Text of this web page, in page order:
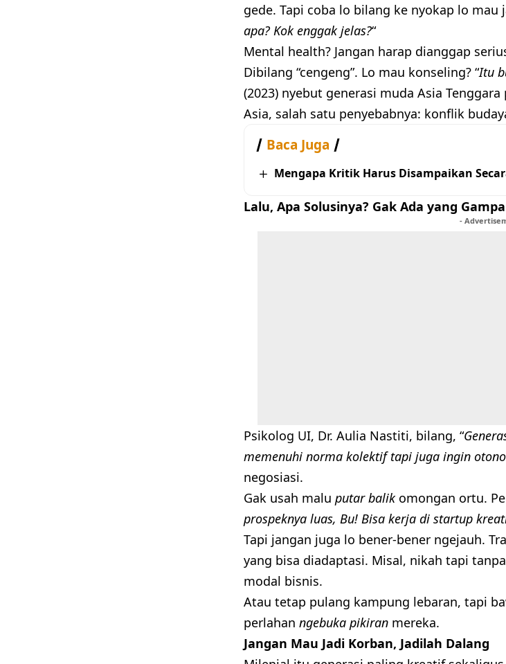
gede. Tapi coba lo bilang ke nyokap lo mau
apa? Kok enggak jelas?“
Mental health? Jangan harap dianggap
Dibilang “cengeng”. Lo mau konseling? “Itu
(2023) nyebut generasi muda Asia
Asia, salah satu penyebabnya: konflik
Baca Juga
Mengapa Kritik Harus Disampaikan
Lalu, Apa Solusinya? Gak Ada yang
-
Psikolog UI, Dr. Aulia Nastiti, bilang, “
memenuhi norma kolektif tapi juga ingin
negosiasi.
Gak usah malu putar balikomongan ortu.
prospeknya luas, Bu! Bisa kerja di startup
Tapi jangan juga lo bener-bener ngejauh.
yang bisa diadaptasi. Misal, nikah tapi
modal bisnis.
Atau tetap pulang kampung lebaran, tapi
perlahan ngebuka pikiran mereka.
Jangan Mau Jadi Korban, Jadilah Dalang